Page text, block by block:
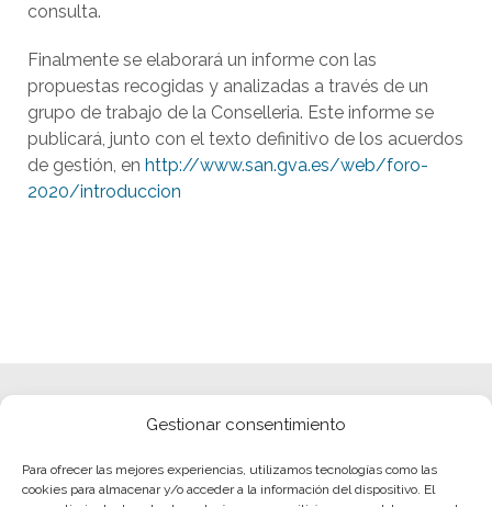
Gestionar consentimiento
Para ofrecer las mejores experiencias, utilizamos tecnologías como las
cookies para almacenar y/o acceder a la información del dispositivo. El
consulta.
Finalmente se elaborará un informe con las
propuestas recogidas y analizadas a través de un
grupo de trabajo de la Conselleria. Este informe se
publicará, junto con el texto definitivo de los acuerdos
de gestión, en http://www.san.gva.es/web/foro-
2020/introduccion